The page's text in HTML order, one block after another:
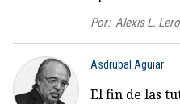
Por: Alexis L.
Asdrúbal Aguiar
El fin de las